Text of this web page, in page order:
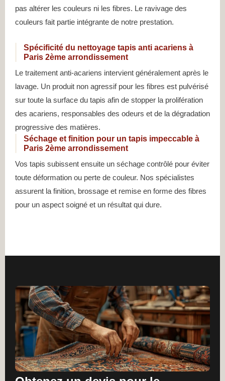
pas altérer les couleurs ni les fibres. Le ravivage des
couleurs fait partie intégrante de notre prestation.
Spécificité du nettoyage tapis anti acariens à
Paris 2ème arrondissement
Le traitement anti-acariens intervient généralement après le
lavage. Un produit non agressif pour les fibres est pulvérisé
sur toute la surface du tapis afin de stopper la prolifération
des acariens, responsables des odeurs et de la dégradation
progressive des matières.
Séchage et finition pour un tapis impeccable à
Paris 2ème arrondissement
Vos tapis subissent ensuite un séchage contrôlé pour éviter
toute déformation ou perte de couleur. Nos spécialistes
assurent la finition, brossage et remise en forme des fibres
pour un aspect soigné et un résultat qui dure.